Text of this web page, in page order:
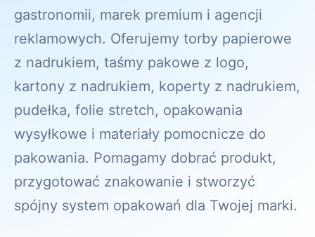
gastronomii, marek premium i agencji
reklamowych. Oferujemy torby papierowe
z nadrukiem, taśmy pakowe z logo,
kartony z nadrukiem, koperty z nadrukiem,
pudełka, folie stretch, opakowania
wysyłkowe i materiały pomocnicze do
pakowania. Pomagamy dobrać produkt,
przygotować znakowanie i stworzyć
spójny system opakowań dla Twojej marki.